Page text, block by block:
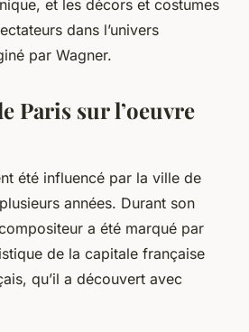
et les décors et costumes
dans l’univers
par Wagner.
Paris sur l’oeuvre
été influencé par la ville de
années. Durant son
a été marqué par
de la capitale française
qu’il a découvert avec